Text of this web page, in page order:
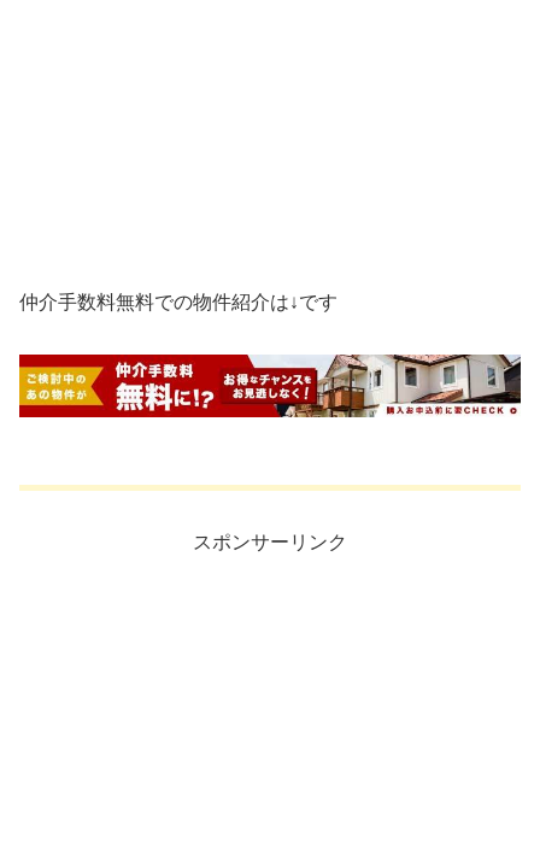
仲介手数料無料での物件紹介は↓です
スポンサーリンク